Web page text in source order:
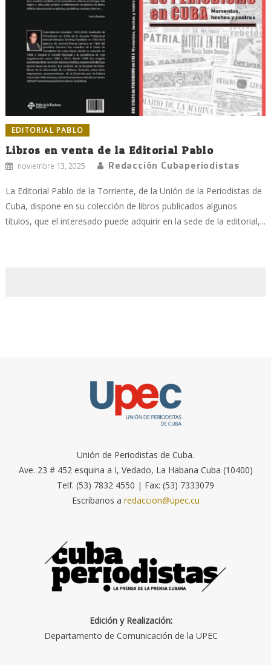
EDITORIAL PABLO
Libros en venta de la Editorial Pablo
noviembre 13, 2025 Redacción Cubaperiodistas
La Editorial Pablo de la Torriente, de la Unión de la Periodistas de
Cuba, dispone en su colección de libros publicados algunos
títulos, que el interesado puede adquirir en la sede de la editorial,...
Unión de Periodistas de Cuba.
Ave. 23 # 452 esquina a I, Vedado, La Habana Cuba (10400)
Telf. (53) 7832 4550 | Fax: (53) 7333079
Escríbanos a redaccion@upec.cu
Edición y Realización:
Departamento de Comunicación de la UPEC